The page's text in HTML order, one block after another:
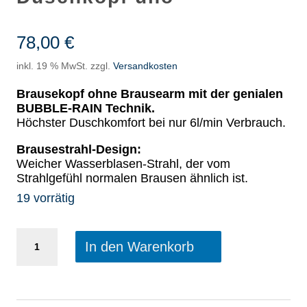
78,00 €
inkl. 19 % MwSt. zzgl. Versandkosten
Brausekopf ohne Brausearm mit der genialen
BUBBLE-RAIN Technik.
Höchster Duschkomfort bei nur 6l/min Verbrauch.
Brausestrahl-Design:
Weicher Wasserblasen-Strahl, der vom
Strahlgefühl normalen Brausen ähnlich ist.
19 vorrätig
BUBBLE-
In den Warenkorb